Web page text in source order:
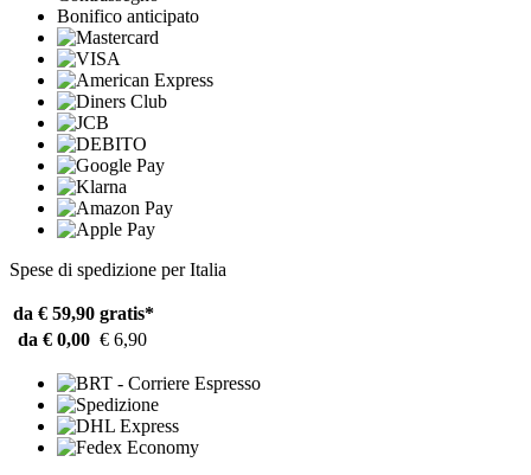
Bonifico anticipato
Spese di spedizione per Italia
da € 59,90 gratis*
da € 0,00 € 6,90